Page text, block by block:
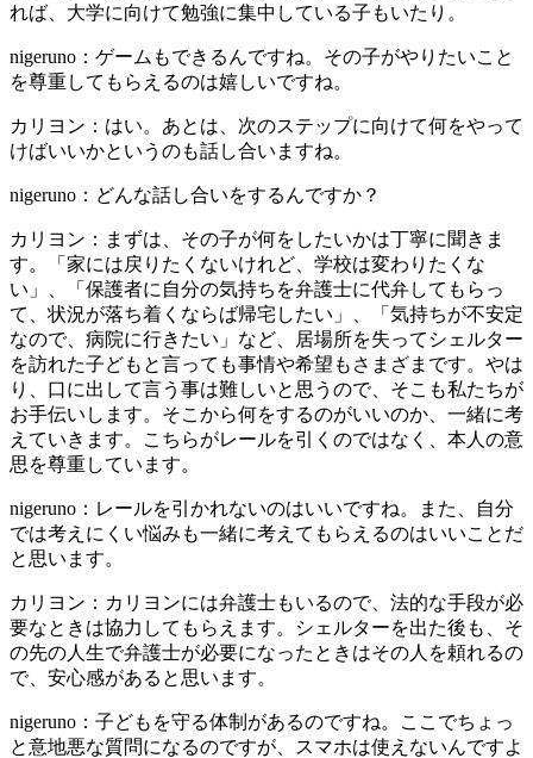
れば、大学に向けて勉強に集中している子もいたり。
nigeruno：ゲームもできるんですね。その子がやりたいこと
を尊重してもらえるのは嬉しいですね。
カリヨン：はい。あとは、次のステップに向けて何をやって
けばいいかというのも話し合いますね。
nigeruno：どんな話し合いをするんですか？
カリヨン：まずは、その子が何をしたいかは丁寧に聞きま
す。「家には戻りたくないけれど、学校は変わりたくな
い」、「保護者に自分の気持ちを弁護士に代弁してもらっ
て、状況が落ち着くならば帰宅したい」、「気持ちが不安定
なので、病院に行きたい」など、居場所を失ってシェルター
を訪れた子どもと言っても事情や希望もさまざまです。やは
り、口に出して言う事は難しいと思うので、そこも私たちが
お手伝いします。そこから何をするのがいいのか、一緒に考
えていきます。こちらがレールを引くのではなく、本人の意
思を尊重しています。
nigeruno：レールを引かれないのはいいですね。また、自分
では考えにくい悩みも一緒に考えてもらえるのはいいことだ
と思います。
カリヨン：カリヨンには弁護士もいるので、法的な手段が必
要なときは協力してもらえます。シェルターを出た後も、そ
の先の人生で弁護士が必要になったときはその人を頼れるの
で、安心感があると思います。
nigeruno：子どもを守る体制があるのですね。ここでちょっ
と意地悪な質問になるのですが、スマホは使えないんですよ